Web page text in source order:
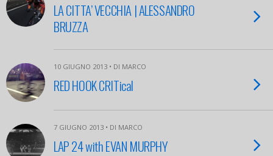
LA CITTA’ VECCHIA | ALESSANDRO
BRUZZA
10 GIUGNO 2013 • DI MARCO
RED HOOK CRITical
7 GIUGNO 2013 • DI MARCO
LAP 24 with EVAN MURPHY